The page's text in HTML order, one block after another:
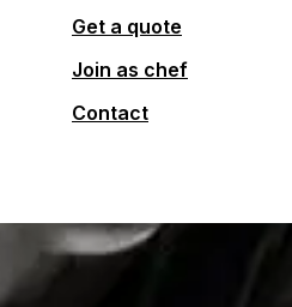
Get a quote
Join as chef
Contact